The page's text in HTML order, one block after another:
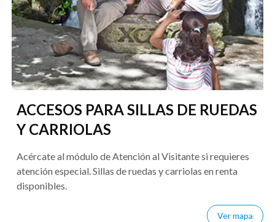
ACCESOS PARA SILLAS DE RUEDAS
Y CARRIOLAS
Acércate al módulo de Atención al Visitante si requieres
atención especial. Sillas de ruedas y carriolas en renta
disponibles.
Ver mapa